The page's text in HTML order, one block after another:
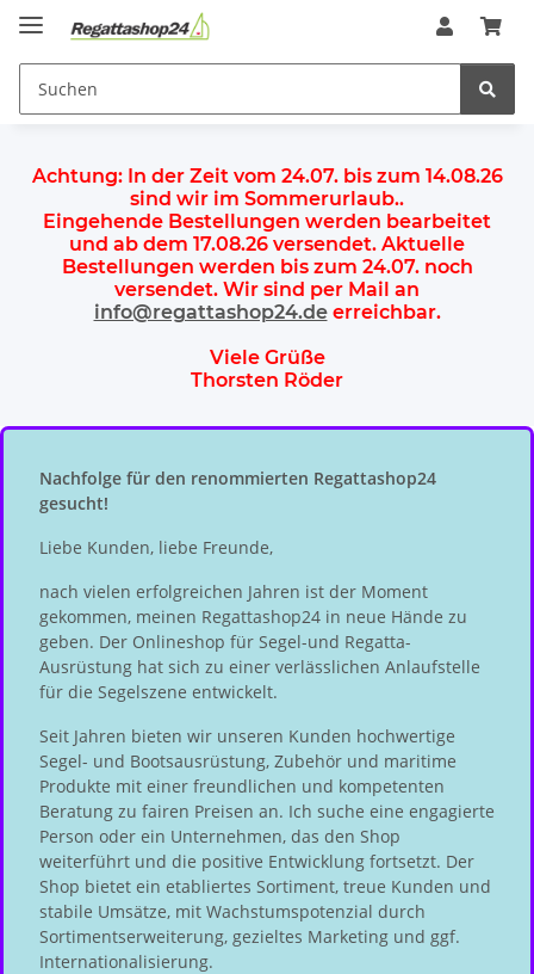
Achtung: In der Zeit vom 24.07. bis zum 14.08.26
sind wir im Sommerurlaub..
Eingehende Bestellungen werden bearbeitet
und ab dem 17.08.26 versendet. Aktuelle
Bestellungen werden bis zum 24.07.noch
versendet. Wir sind per Mail an
info@regattashop24.deerreichbar.
Viele Grüße
Thorsten Röder
Nachfolge für den renommierten Regattashop24
gesucht!
Liebe Kunden, liebe Freunde,
nach vielen erfolgreichen Jahren ist der Moment
gekommen, meinen Regattashop24 in neue Hände zu
geben. Der Onlineshop für Segel-und Regatta-
Ausrüstung hat sich zu einer verlässlichen Anlaufstelle
für die Segelszene entwickelt.
Seit Jahren bieten wir unseren Kunden hochwertige
Segel- und Bootsausrüstung, Zubehör und maritime
Produkte mit einer freundlichen und kompetenten
Beratung zu fairen Preisen an. Ich suche eine engagierte
Person oder ein Unternehmen, das den Shop
weiterführt und die positive Entwicklung fortsetzt. Der
Shop bietet ein etabliertes Sortiment, treue Kunden und
stabile Umsätze, mit Wachstumspotenzial durch
Sortimentserweiterung, gezieltes Marketing und ggf.
Internationalisierung.